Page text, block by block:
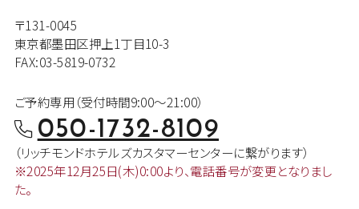
〒131-0045
東京都墨田区押上1丁目10-3
FAX:03-5819-0732
ご予約専用（受付時間9:00～21:00）
050-1732-8109
（リッチモンドホテルズカスタマーセンターに繋がります）
※2025年12月25日(木)0:00より、電話番号が変更となりまし
た。